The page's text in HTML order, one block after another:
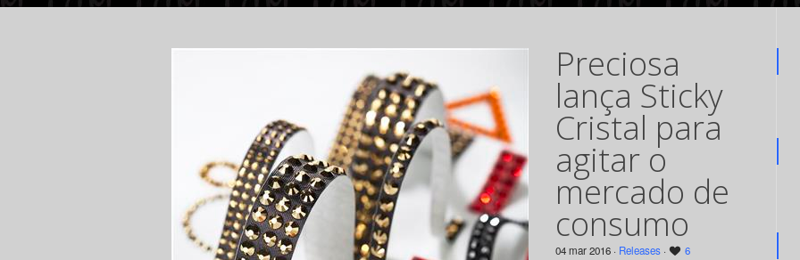
Preciosa
lança Sticky
Cristal para
agitar o
mercado de
consumo
04 mar 2016 · Releases · 6